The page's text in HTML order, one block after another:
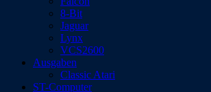
8-Bit
Jaguar
Lynx
VCS2600
Ausgaben
Classic Atari
ST-Computer